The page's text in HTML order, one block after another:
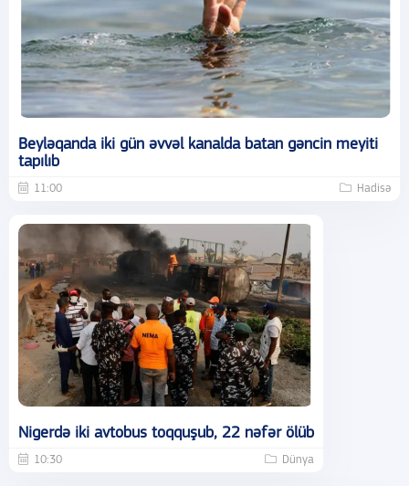
Beyləqanda iki gün əvvəl kanalda batan gəncin meyiti
tapılıb
11:00 Hadisə
Nigerdə iki avtobus toqquşub, 22 nəfər ölüb
10:30 Dünya